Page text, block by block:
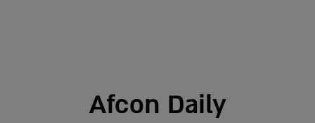
Afcon Daily